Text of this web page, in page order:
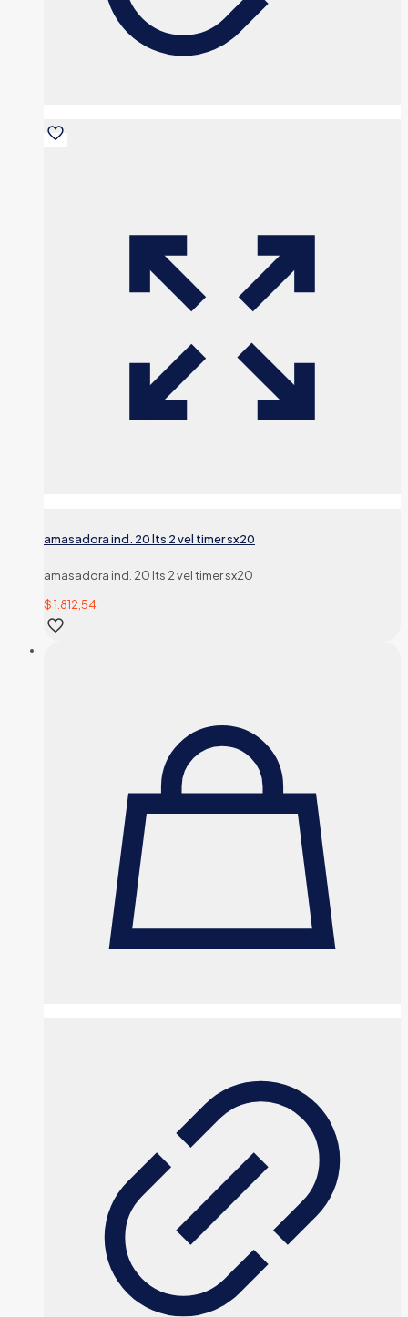
amasadora ind. 20 lts 2 vel timer sx20
amasadora ind. 20 lts 2 vel timer sx20
$1.812,54